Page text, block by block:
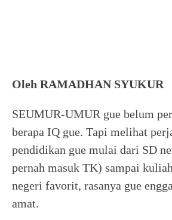
Oleh RAMADHAN SYUKUR
SEUMUR-UMUR gue belum
berapa IQ gue. Tapi melihat
pendidikan gue mulai dari SD
pernah masuk TK) sampai
negeri favorit, rasanya gue
amat.